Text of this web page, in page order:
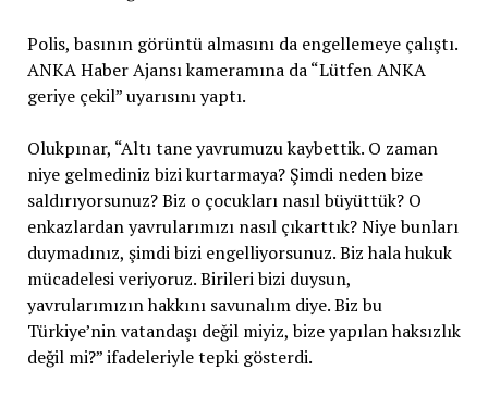
Polis, basının görüntü almasını da engellemeye çalıştı.
ANKA Haber Ajansı kameramına da “Lütfen ANKA
geriye çekil” uyarısını yaptı.
Olukpınar, “Altı tane yavrumuzu kaybettik. O zaman
niye gelmediniz bizi kurtarmaya? Şimdi neden bize
saldırıyorsunuz? Biz o çocukları nasıl büyüttük? O
enkazlardan yavrularımızı nasıl çıkarttık? Niye bunları
duymadınız, şimdi bizi engelliyorsunuz. Biz hala hukuk
mücadelesi veriyoruz. Birileri bizi duysun,
yavrularımızın hakkını savunalım diye. Biz bu
Türkiye’nin vatandaşı değil miyiz, bize yapılan haksızlık
değil mi?” ifadeleriyle tepki gösterdi.